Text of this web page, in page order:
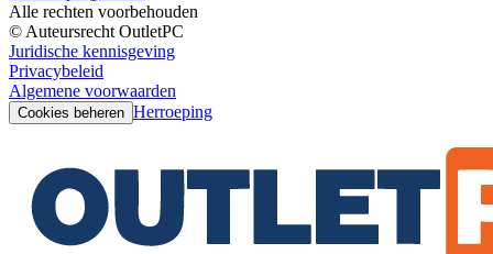
Alle rechten voorbehouden
© Auteursrecht OutletPC
Juridische kennisgeving
Privacybeleid
Algemene voorwaarden
Cookies beheren Herroeping